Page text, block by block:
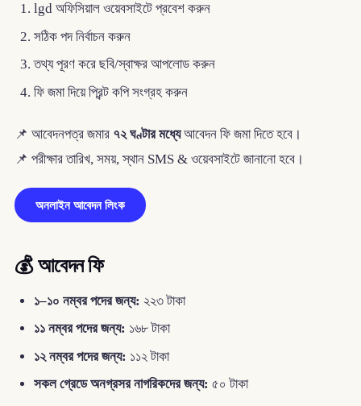
lgd অফিসিয়াল ওয়েবসাইটে প্রবেশ করুন
সঠিক পদ নির্বাচন করুন
তথ্য পূরণ করে ছবি/স্বাক্ষর আপলোড করুন
ফি জমা দিয়ে প্রিন্ট কপি সংগ্রহ করুন
📌 আবেদনপত্র জমার ৭২ ঘণ্টার মধ্যেআবেদন ফি জমা দিতে হবে।
📌 পরীক্ষার তারিখ, সময়, স্থান SMS & ওয়েবসাইটে জানানো হবে।
অনলাইন আবেদন লিংক
💰আবেদন ফি
১–১০ নম্বর পদের জন্য: ২২৩ টাকা
১১ নম্বর পদের জন্য: ১৬৮ টাকা
১২ নম্বর পদের জন্য: ১১২ টাকা
সকল গ্রেডে অনগ্রসর নাগরিকদের জন্য: ৫০ টাকা